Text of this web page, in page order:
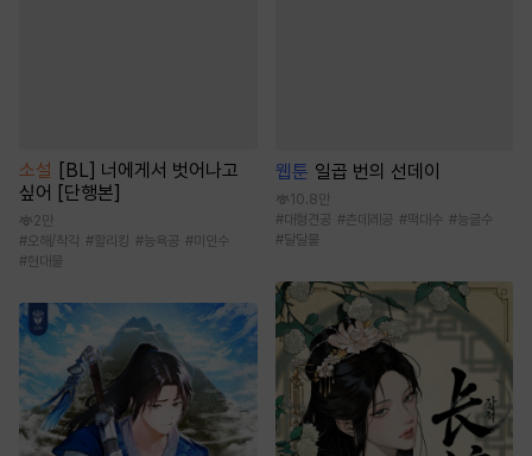
소설
[BL] 너에게서 벗어나고
싶어 [단행본]
2만
#오해/착각 # 할리킹 #능욕공 #미인수
#현대물
웹툰 일곱 번의 선데이
10.8만
#대형견공 #츤데레공 #떡대수 #능글수
#달달물